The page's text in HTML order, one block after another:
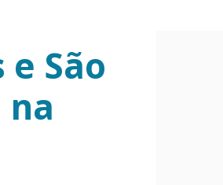
São
na